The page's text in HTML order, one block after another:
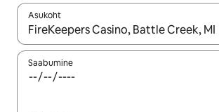
Asukoht
Kui tulemused on kuvatud, liigu ekraanil
Saabumine